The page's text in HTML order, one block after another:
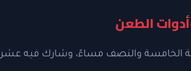
الطعن
الخامسة والنصف مساءً، وشارك فيه